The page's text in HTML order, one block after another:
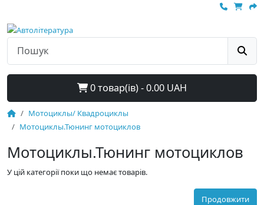
0 товар(ів) - 0.00 UAH
Мотоциклы/ Квадроциклы
Мотоциклы.Тюнинг мотоциклов
Мотоциклы.Тюнинг мотоциклов
У цій категорії поки що немає товарів.
Продовжити